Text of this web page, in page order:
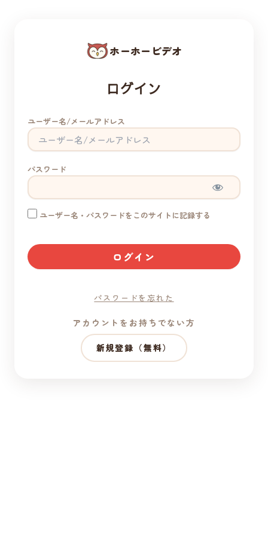
ホーホービデオ
ログイン
ユーザー名/メールアドレス
パスワード
ユーザー名・パスワードをこのサイトに記録する
パスワードを忘れた
アカウントをお持ちでない方
新規登録（無料）